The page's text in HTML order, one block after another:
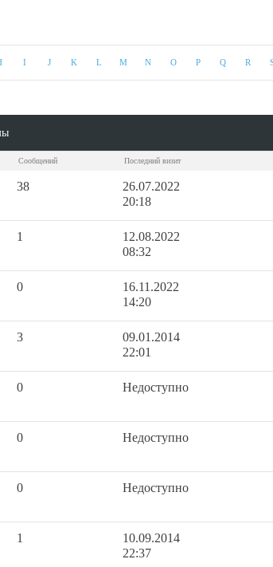
I J K L M N O P Q R
Сообщений Последний визит
38
26.07.2022
20:18
1
12.08.2022
08:32
0
16.11.2022
14:20
3
09.01.2014
22:01
0 Недоступно
0 Недоступно
0 Недоступно
1
10.09.2014
22:37